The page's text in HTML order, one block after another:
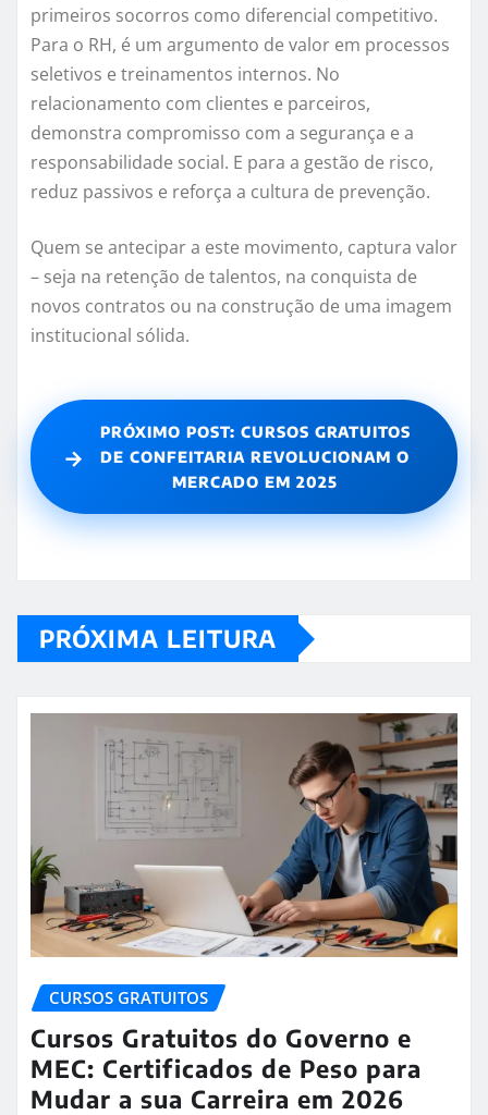
primeiros socorros como diferencial competitivo.
Para o RH, é um argumento de valor em processos
seletivos e treinamentos internos. No
relacionamento com clientes e parceiros,
demonstra compromisso com a segurança e a
responsabilidade social. E para a gestão de risco,
reduz passivos e reforça a cultura de prevenção.
Quem se antecipar a este movimento, captura valor
– seja na retenção de talentos, na conquista de
novos contratos ou na construção de uma imagem
institucional sólida.
→
PRÓXIMO POST: CURSOS GRATUITOS
DE CONFEITARIA REVOLUCIONAM O
MERCADO EM 2025
PRÓXIMA LEITURA
CURSOS GRATUITOS
Cursos Gratuitos do Governo e
MEC: Certificados de Peso para
Mudar a sua Carreira em 2026